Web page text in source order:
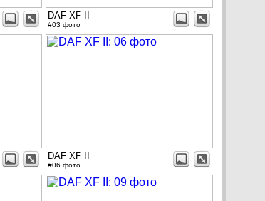
DAF XF II
#03 фото
DAF XF II
#06 фото